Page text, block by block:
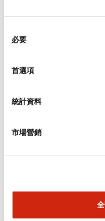
必要
首選項
統計資料
市場營銷
環境規範
功能規格